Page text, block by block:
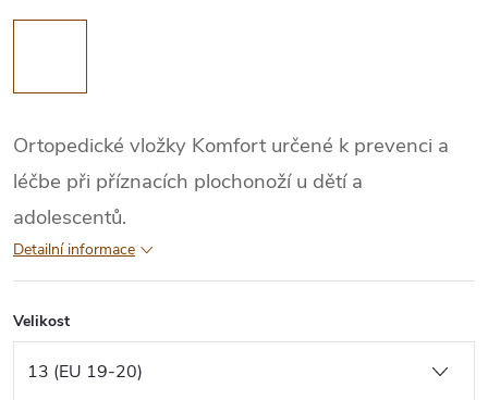
Ortopedické vložky Komfort určené k prevenci a
léčbe při příznacích plochonoží u dětí a
adolescentů.
Detailní informace
Velikost